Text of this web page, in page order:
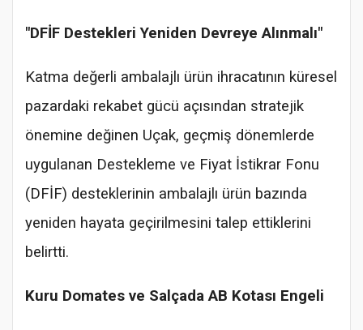
"DFİF Destekleri Yeniden Devreye Alınmalı"
Katma değerli ambalajlı ürün ihracatının küresel
pazardaki rekabet gücü açısından stratejik
önemine değinen Uçak, geçmiş dönemlerde
uygulanan Destekleme ve Fiyat İstikrar Fonu
(DFİF) desteklerinin ambalajlı ürün bazında
yeniden hayata geçirilmesini talep ettiklerini
belirtti.
Kuru Domates ve Salçada AB Kotası Engeli